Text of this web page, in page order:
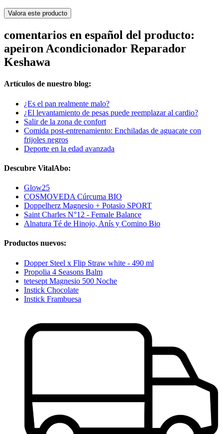
Valora este producto
comentarios en español del producto:
apeiron Acondicionador Reparador
Keshawa
Artículos de nuestro blog:
¿Es el pan realmente malo?
¿El levantamiento de pesas puede reemplazar al cardio?
Salir de la zona de confort
Comida post-entrenamiento: Enchiladas de aguacate con
frijoles negros
Deporte en la edad avanzada
Descubre VitalAbo:
Glow25
COSMOVEDA Cúrcuma BIO
Doppelherz Magnesio + Potasio SPORT
Saint Charles N°12 - Female Balance
Alnatura Té de Hinojo, Anís y Comino Bio
Productos nuevos:
Dopper Steel x Flip Straw white - 490 ml
Propolia 4 Seasons Balm
tetesept Magnesio 500 Noche
Instick Chocolate
Instick Frambuesa